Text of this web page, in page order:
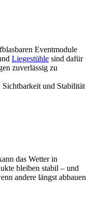
Eventmodule
Liegestühle sind dafür
zuverlässig zu
und Stabilität
das Wetter in
bleiben stabil – und
andere längst abbauen